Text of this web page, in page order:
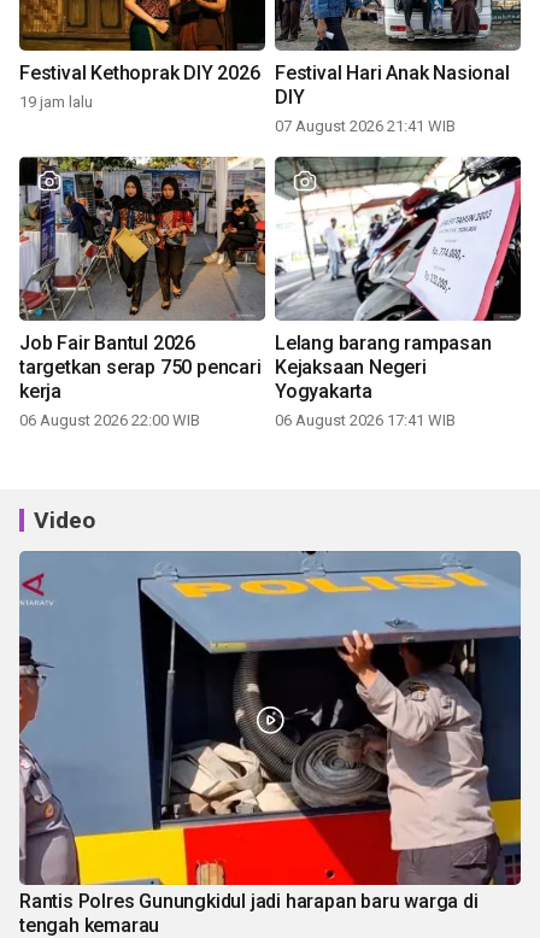
Festival Kethoprak DIY 2026
19 jam lalu
Festival Hari Anak Nasional
DIY
07 August 2026 21:41 WIB
Job Fair Bantul 2026
targetkan serap 750 pencari
kerja
06 August 2026 22:00 WIB
Lelang barang rampasan
Kejaksaan Negeri
Yogyakarta
06 August 2026 17:41 WIB
Video
Rantis Polres Gunungkidul jadi harapan baru warga di
tengah kemarau